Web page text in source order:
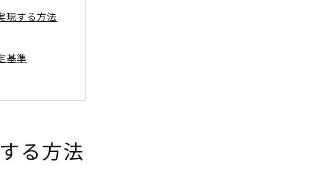
現する方法
基準
テップ
す影響
る方法